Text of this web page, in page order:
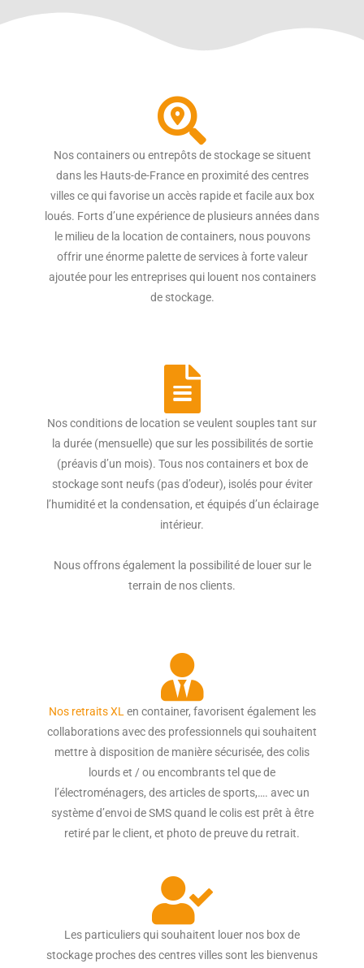
Nos containers ou entrepôts de stockage se situent
dans les Hauts-de-France en proximité des centres
villes ce qui favorise un accès rapide et facile aux box
loués. Forts d’une expérience de plusieurs années dans
le milieu de la location de containers, nous pouvons
offrir une énorme palette de services à forte valeur
ajoutée pour les entreprises qui louent nos containers
de stockage.
Nos conditions de location se veulent souples tant sur
la durée (mensuelle) que sur les possibilités de sortie
(préavis d’un mois). Tous nos containers et box de
stockage sont neufs (pas d’odeur), isolés pour éviter
l’humidité et la condensation, et équipés d’un éclairage
intérieur.
Nous offrons également la possibilité de louer sur le
terrain de nos clients.
Nos retraits XL en container, favorisent également les
collaborations avec des professionnels qui souhaitent
mettre à disposition de manière sécurisée, des colis
lourds et / ou encombrants tel que de
l’électroménagers, des articles de sports,…. avec un
système d’envoi de SMS quand le colis est prêt à être
retiré par le client, et photo de preuve du retrait.
Les particuliers qui souhaitent louer nos box de
stockage proches des centres villes sont les bienvenus